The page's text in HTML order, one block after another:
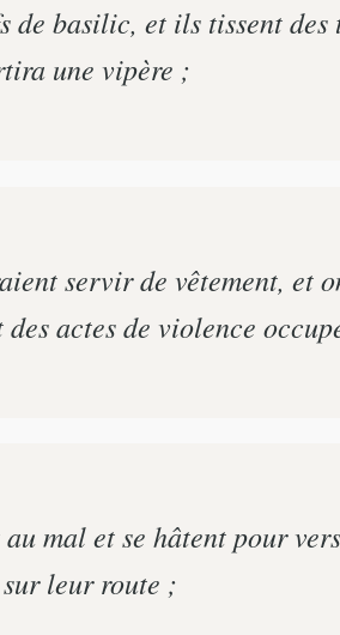
de basilic, et ils tissent
une vipère ;
servir de vêtement, et
actes de violence
mal et se hâtent pour
leur route ;